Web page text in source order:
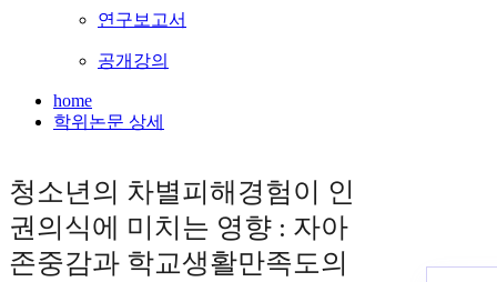
연구보고서
공개강의
home
학위논문 상세
청소년의 차별피해경험이 인
권의식에 미치는 영향 : 자아
존중감과 학교생활만족도의